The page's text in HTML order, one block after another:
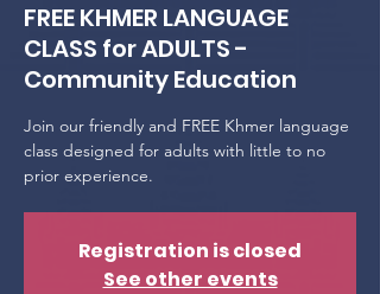
FREE KHMER LANGUAGE
CLASS for ADULTS -
Community Education
Join our friendly and FREE Khmer language
class designed for adults with little to no
prior experience.
Registration is closed
See other events